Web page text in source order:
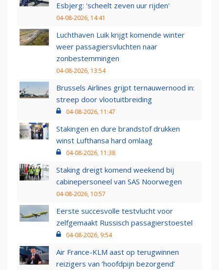
Esbjerg: 'scheelt zeven uur rijden'
04-08-2026, 14:41
Luchthaven Luik krijgt komende winter
weer passagiersvluchten naar
zonbestemmingen
04-08-2026, 13:54
Brussels Airlines grijpt ternauwernood in:
streep door vlootuitbreiding
04-08-2026, 11:47
Stakingen en dure brandstof drukken
winst Lufthansa hard omlaag
04-08-2026, 11:38
Staking dreigt komend weekend bij
cabinepersoneel van SAS Noorwegen
04-08-2026, 10:57
Eerste succesvolle testvlucht voor
zelfgemaakt Russisch passagierstoestel
04-08-2026, 9:54
Air France-KLM aast op terugwinnen
reizigers van ‘hoofdpijn bezorgend’